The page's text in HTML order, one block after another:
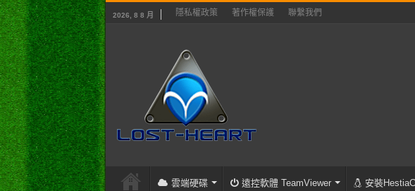
2026, 8 8 月 隱私權政策 著作權保護 聯繫我們
雲端硬碟 遠控軟體 TeamViewer 安裝